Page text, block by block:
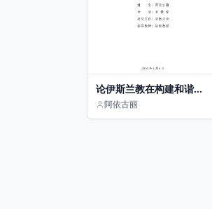
论伊斯兰教在构建和谐新
疆中的积极作用
阿依古丽